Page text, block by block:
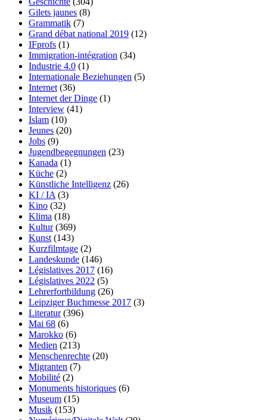
Gilets jaunes (8)
Grammatik (7)
Grand débat national 2019 (12)
IFprofs (1)
Immigration-intégration (34)
Industrie 4.0 (1)
Internationale Beziehungen (5)
Internet (36)
Internet der Dinge (1)
Interview (41)
Islam (10)
Jeunes (20)
Jobs (9)
Jugendbegegnungen (23)
Kanada (1)
Küche (2)
Künstliche Intelligenz (26)
KI / IA (3)
Kino (32)
Klima (18)
Kultur(369)
Kunst (143)
Kurzfilmtage (2)
Landeskunde (146)
Législatives 2017 (16)
Législatives 2022 (5)
Lehrerfortbildung (26)
Leipziger Buchmesse 2017 (3)
Literatur(396)
Mai 68 (6)
Marokko (6)
Medien (213)
Menschenrechte (20)
Migranten (7)
Mobilité (2)
Monuments historiques (6)
Museum (15)
Musik (153)